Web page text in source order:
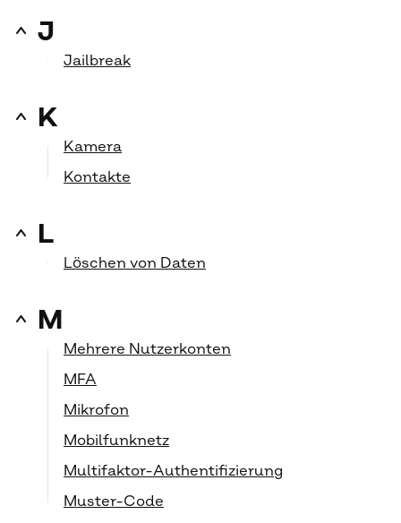
J
Jailbreak
K
Kamera
Kontakte
L
Löschen von Daten
M
Mehrere Nutzerkonten
MFA
Mikrofon
Mobilfunknetz
Multifaktor-Authentifizierung
Muster-Code